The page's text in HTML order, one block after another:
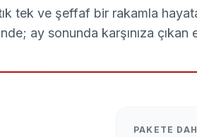
tek ve şeffaf bir rakamla
ay sonunda karşınıza
PAKETE